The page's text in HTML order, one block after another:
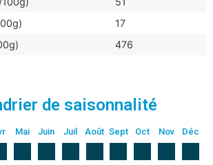
17
476
de saisonnalité
Mai Juin Juil Août Sept Oct Nov Déc